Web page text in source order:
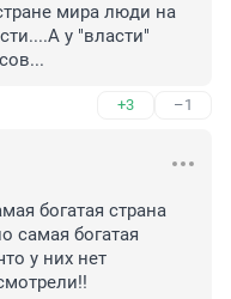
мира люди на
у "власти"
+3 –1
богатая страна
самая богатая
у них нет